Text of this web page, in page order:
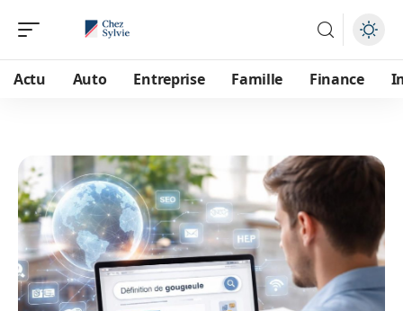
Actu Auto Entreprise Famille Finance